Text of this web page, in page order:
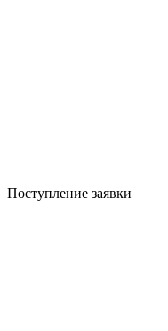
Поступление заявки